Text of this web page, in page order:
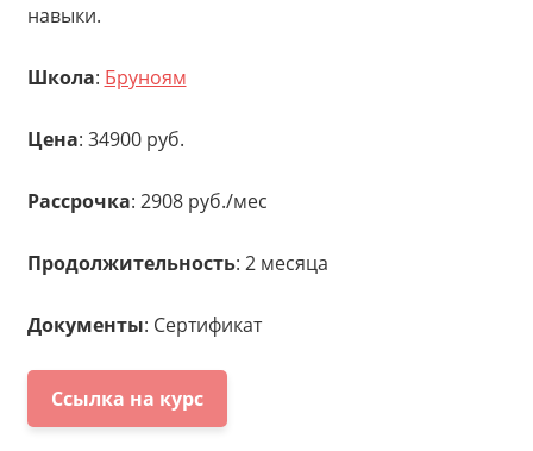
навыки.
Школа: Бруноям
Цена: 34900 руб.
Рассрочка: 2908 руб./мес
Продолжительность: 2 месяца
Документы: Сертификат
Ссылка на курс